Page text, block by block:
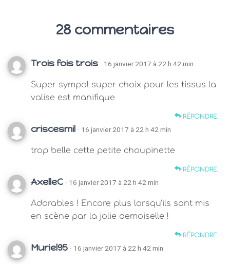
28 commentaires
Trois fois trois · 16 janvier 2017 à 22 h 42 min
Super sympa! super choix pour les tissus la
valise est manifique
RÉPONDRE
criscesmil · 16 janvier 2017 à 22 h 42 min
trop belle cette petite choupinette
RÉPONDRE
AxelleC · 16 janvier 2017 à 22 h 42 min
Adorables ! Encore plus lorsqu’ils sont mis
en scène par la jolie demoiselle !
RÉPONDRE
Muriel95 · 16 janvier 2017 à 22 h 42 min